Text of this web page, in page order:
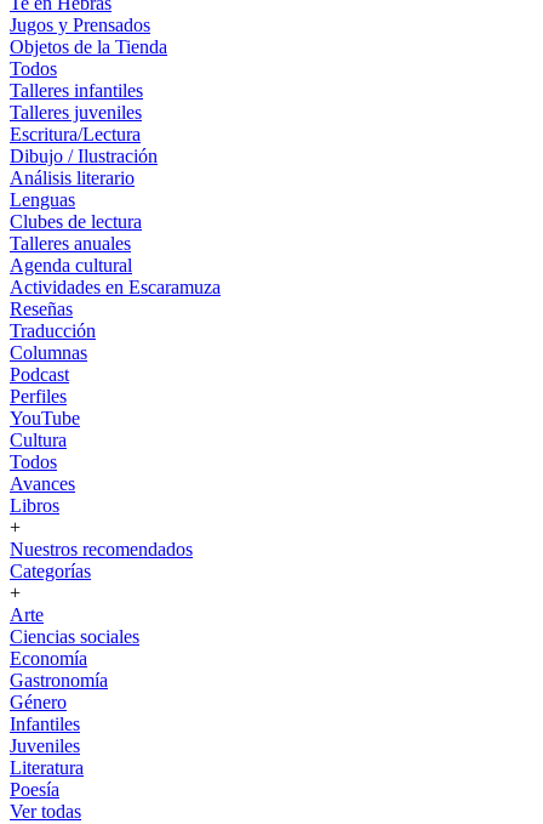
Jugos y Prensados
Objetos de la Tienda
Todos
Talleres infantiles
Talleres juveniles
Escritura/Lectura
Dibujo / Ilustración
Análisis literario
Lenguas
Clubes de lectura
Talleres anuales
Agenda cultural
Actividades en Escaramuza
Reseñas
Traducción
Columnas
Podcast
Perfiles
YouTube
Cultura
Todos
Avances
Libros
+
Nuestros recomendados
Categorías
+
Arte
Ciencias sociales
Economía
Gastronomía
Género
Infantiles
Juveniles
Literatura
Poesía
Ver todas